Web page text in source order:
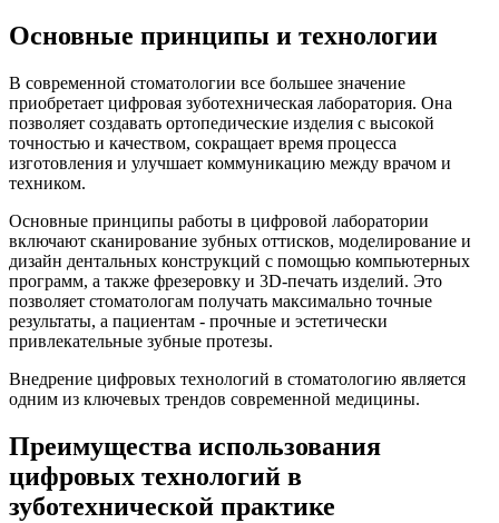
Основные принципы и технологии
В современной стоматологии все большее значение
приобретает цифровая зуботехническая лаборатория. Она
позволяет создавать ортопедические изделия с высокой
точностью и качеством, сокращает время процесса
изготовления и улучшает коммуникацию между врачом и
техником.
Основные принципы работы в цифровой лаборатории
включают сканирование зубных оттисков, моделирование и
дизайн дентальных конструкций с помощью компьютерных
программ, а также фрезеровку и 3D-печать изделий. Это
позволяет стоматологам получать максимально точные
результаты, а пациентам - прочные и эстетически
привлекательные зубные протезы.
Внедрение цифровых технологий в стоматологию является
одним из ключевых трендов современной медицины.
Преимущества использования
цифровых технологий в
зуботехнической практике